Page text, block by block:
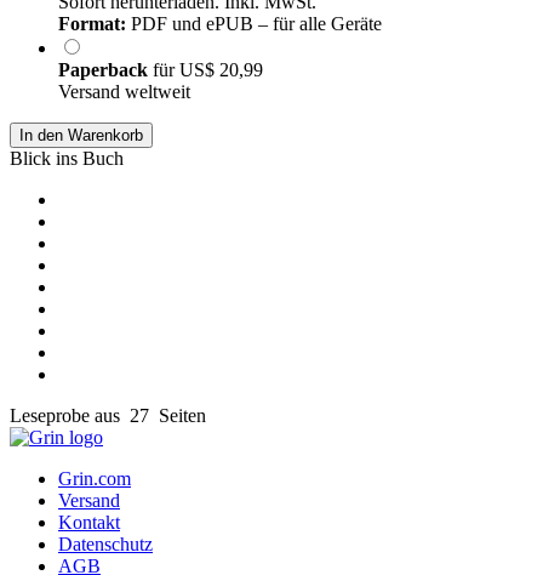
Format: PDF und ePUB – für alle Geräte
Paperback fürUS$ 20,99
Versand weltweit
In den Warenkorb
Blick ins Buch
Leseprobe aus 27 Seiten
Grin.com
Versand
Kontakt
Datenschutz
AGB